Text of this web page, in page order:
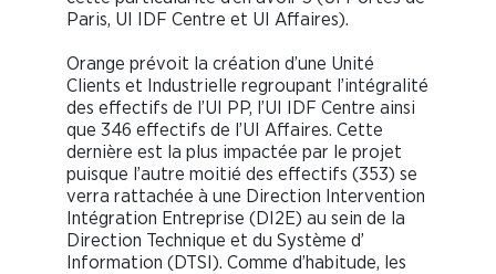
Paris, UI IDF Centre et UI Affaires).
Orange prévoit la création d’une Unité
Clients et Industrielle regroupant l’intégralité
des effectifs de l’UI PP, l’UI IDF Centre ainsi
que 346 effectifs de l’UI Affaires. Cette
dernière est la plus impactée par le projet
puisque l’autre moitié des effectifs (353) se
verra rattachée à une Direction Intervention
Intégration Entreprise (DI2E) au sein de la
Direction Technique et du Système d’
Information (DTSI). Comme d’habitude, les